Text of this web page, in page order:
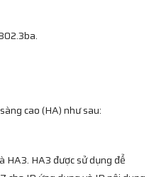
cao (HA) như sau:
HA3. HA3 được sử dụng để